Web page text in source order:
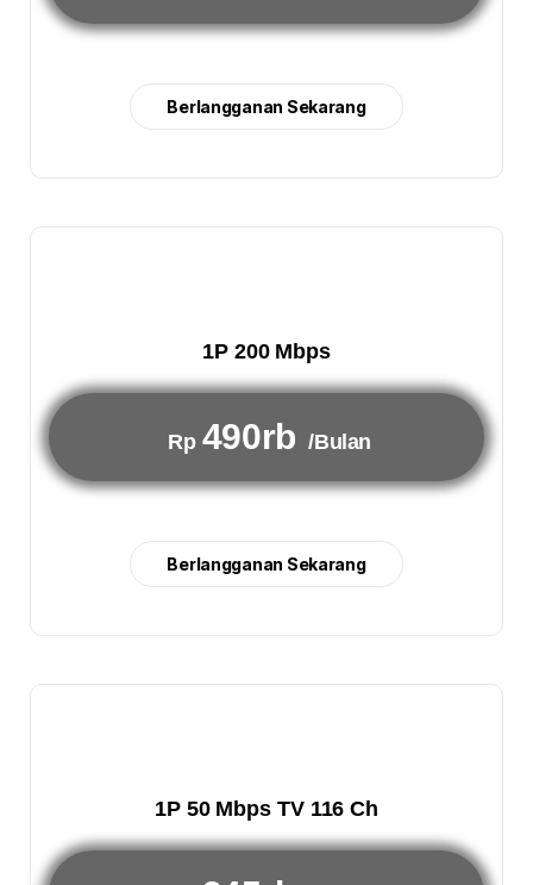
Berlangganan Sekarang
1P 200 Mbps
Rp 490rb /Bulan
Berlangganan Sekarang
1P 50 Mbps TV 116 Ch